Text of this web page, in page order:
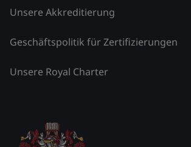
Unsere Akkreditierung
Geschäftspolitik für Zertifizierungen
Unsere Royal Charter